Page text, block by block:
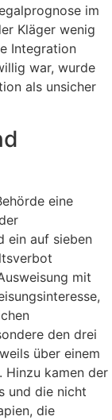
im
Kläger wenig
Integration
war, wurde
als unsicher
eine
ein auf sieben
mit
den drei
über einem
Hinzu kamen der
und die nicht
die